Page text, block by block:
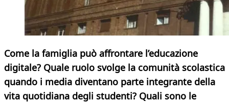
Come la famiglia può affrontare l’educazione
digitale? Quale ruolo svolge la comunità scolastica
quando i media diventano parte integrante della
vita quotidiana degli studenti? Quali sono le